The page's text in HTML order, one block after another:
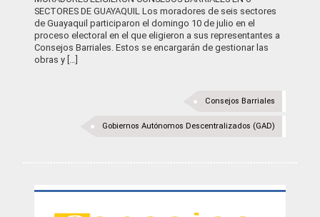
SECTORES DE GUAYAQUIL Los moradores de seis sectores
de Guayaquil participaron el domingo 10 de julio en el
proceso electoral en el que eligieron a sus representantes a
Consejos Barriales. Estos se encargarán de gestionar las
obras y […]
Consejos Barriales
Gobiernos Autónomos Descentralizados (GAD)